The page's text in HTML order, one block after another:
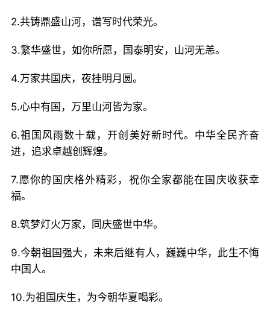
2.共铸鼎盛山河，谱写时代荣光。
3.繁华盛世，如你所愿，国泰明安，山河无恙。
4.万家共国庆，夜挂明月圆。
5.心中有国，万里山河皆为家。
6.祖国风雨数十载，开创美好新时代。中华全民齐奋
进，追求卓越创辉煌。
7.愿你的国庆格外精彩，祝你全家都能在国庆收获幸
福。
8.筑梦灯火万家，同庆盛世中华。
9.今朝祖国强大，未来后继有人，巍巍中华，此生不悔
中国人。
10.为祖国庆生，为今朝华夏喝彩。